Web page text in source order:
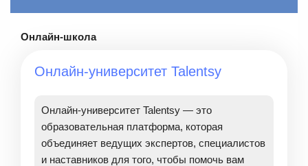
Онлайн-школа
Онлайн-университет Talentsy
Онлайн-университет Talentsy — это
образовательная платформа, которая
объединяет ведущих экспертов, специалистов
и наставников для того, чтобы помочь вам